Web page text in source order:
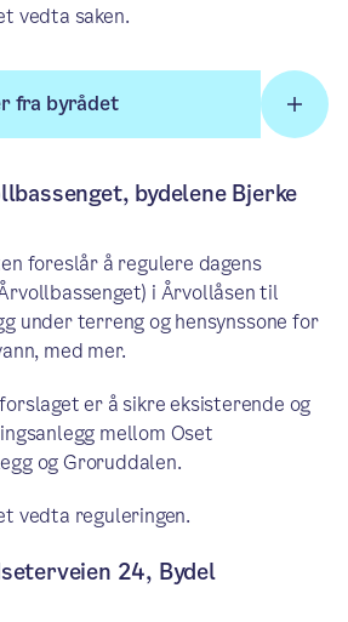
vedta saken.
fra byrådet
bydelene Bjerke
foreslår å regulere dagens
i Årvollåsen til
under terreng og hensynssone for
med mer.
er å sikre eksisterende og
mellom Oset
og Groruddalen.
vedta reguleringen.
24, Bydel